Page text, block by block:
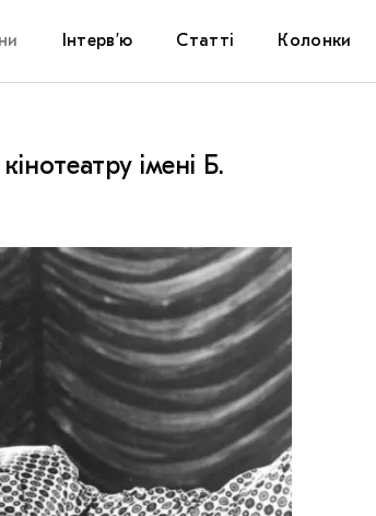
Інтерв’ю Статті Колонки
імені Б.